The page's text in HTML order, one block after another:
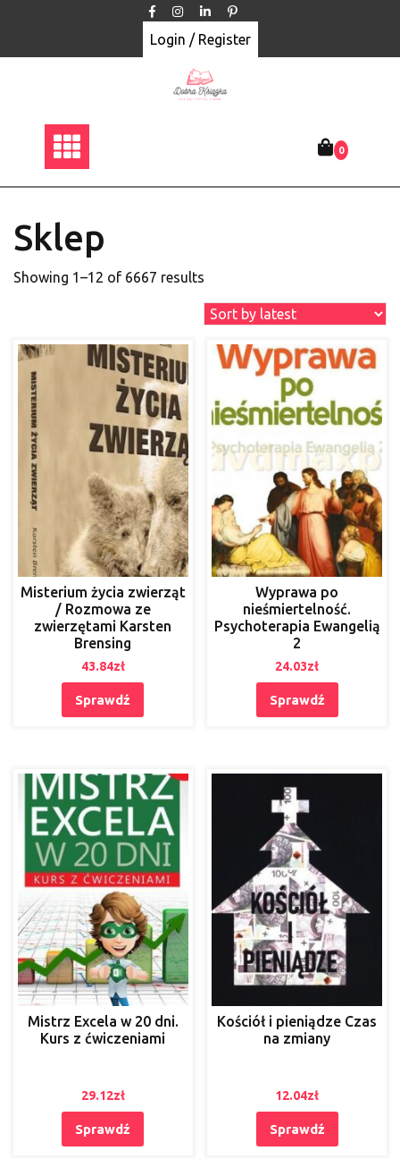
Login / Register
0
Sklep
Showing 1–12 of 6667 results
Misterium życia zwierząt
/ Rozmowa ze
zwierzętami Karsten
Brensing
43.84zł
Sprawdź
Wyprawa po
nieśmiertelność.
Psychoterapia Ewangelią
2
24.03zł
Sprawdź
Mistrz Excela w 20 dni.
Kurs z ćwiczeniami
29.12zł
Sprawdź
Kościół i pieniądze Czas
na zmiany
12.04zł
Sprawdź